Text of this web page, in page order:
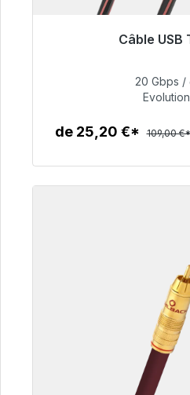
Câble USB
20 Gbps /
de 25,20 €* 109,00 €*